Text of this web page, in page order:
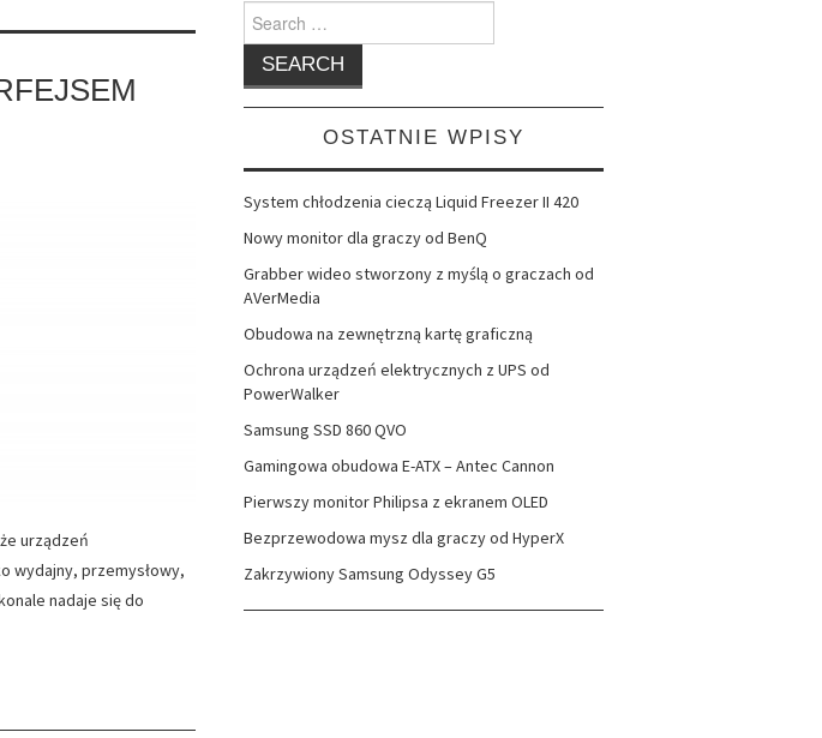
urządzeń
wydajny, przemysłowy,
nadaje się do
Search
for:
OSTATNIE WPISY
System chłodzenia cieczą Liquid Freezer II 420
Nowy monitor dla graczy od BenQ
Grabber wideo stworzony z myślą o graczach od
AVerMedia
Obudowa na zewnętrzną kartę graficzną
Ochrona urządzeń elektrycznych z UPS od
PowerWalker
Samsung SSD 860 QVO
Gamingowa obudowa E-ATX – Antec Cannon
Pierwszy monitor Philipsa z ekranem OLED
Bezprzewodowa mysz dla graczy od HyperX
Zakrzywiony Samsung Odyssey G5